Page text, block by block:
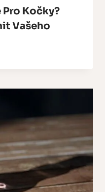
Kočky?
Vašeho